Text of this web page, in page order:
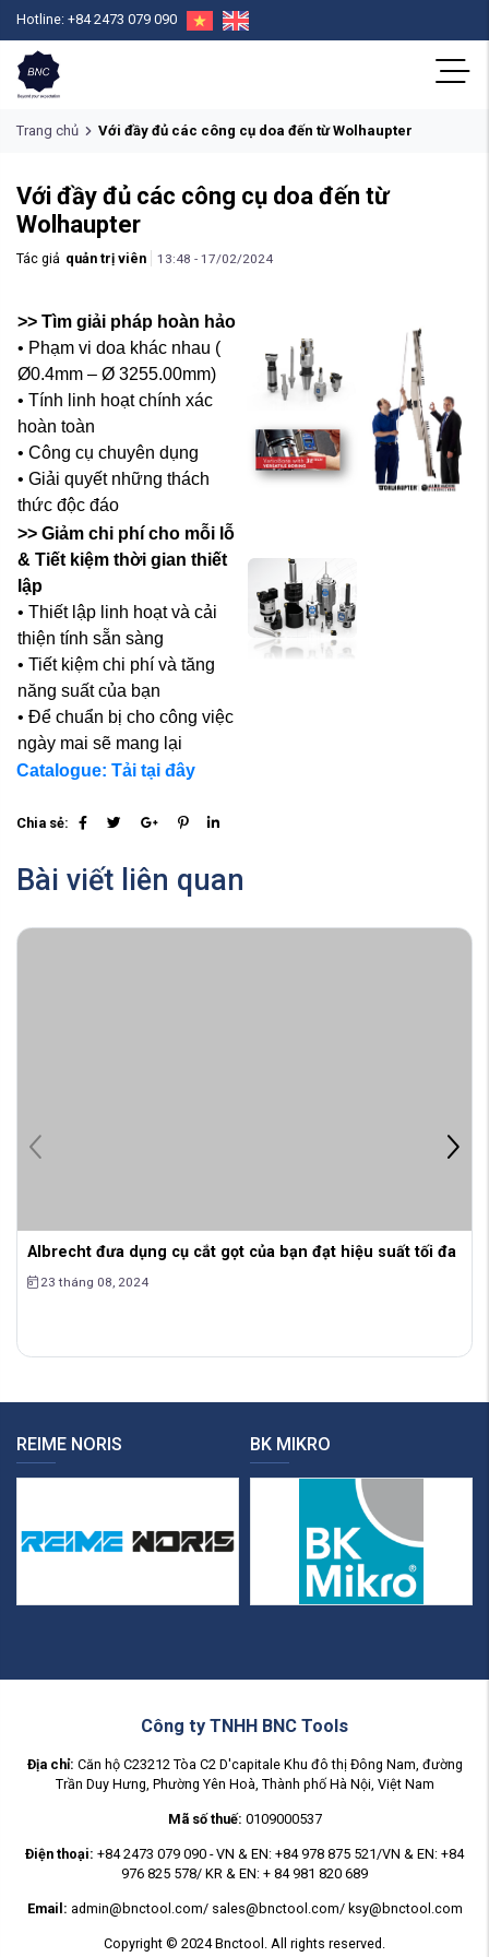
Hotline: +84 2473 079 090
Trang chủ Với đầy đủ các công cụ doa đến từ Wolhaupter
Với đầy đủ các công cụ doa đến từ
Wolhaupter
Tác giả quản trị viên 13:48 - 17/02/2024
>> Tìm giải pháp hoàn hảo
• Phạm vi doa khác nhau (
Ø0.4mm – Ø 3255.00mm)
• Tính linh hoạt chính xác
hoàn toàn
• Công cụ chuyên dụng
• Giải quyết những thách
thức độc đáo
>> Giảm chi phí cho mỗi lỗ
& Tiết kiệm thời gian thiết
lập
• Thiết lập linh hoạt và cải
thiện tính sẵn sàng
• Tiết kiệm chi phí và tăng
năng suất của bạn
• Để chuẩn bị cho công việc
ngày mai sẽ mang lại
Catalogue: Tải tại đây
Chia sẻ:
Bài viết liên quan
Albrecht đưa dụng cụ cắt gọt của bạn đạt hiệu suất tối đa
23 tháng 08, 2024
REIME NORIS BK MIKRO
Công ty TNHH BNC Tools
Địa chỉ: Căn hộ C23212 Tòa C2 D'capitale Khu đô thị Đông Nam, đường
Trần Duy Hưng, Phường Yên Hoà, Thành phố Hà Nội, Việt Nam
Mã số thuế: 0109000537
Điện thoại: +84 2473 079 090 - VN & EN: +84 978 875 521/VN & EN: +84
976 825 578/ KR & EN: + 84 981 820 689
Email: admin@bnctool.com/ sales@bnctool.com/ ksy@bnctool.com
Copyright © 2024 Bnctool. All rights reserved.